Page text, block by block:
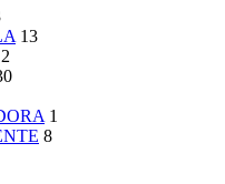
13
2
1
8